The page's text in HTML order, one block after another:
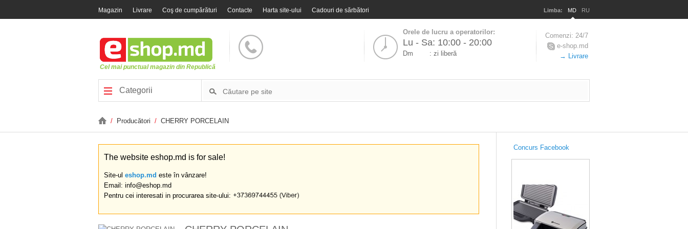
Magazin Livrare Coş de cumpărături Contacte Harta site-ului Cadouri de sărbători Limba: MD RU
Cel mai punctual magazin din Republică
Orele de lucru a operatorilor:
Lu - Sa: 10:00 - 20:00
Dm : zi liberă
Comenzi: 24/7
e-shop.md
→ Livrare
Categorii
/ Producători / CHERRY PORCELAIN
The website eshop.md is for sale!
Site-ul eshop.md este în vânzare!
Email: info@eshop.md
Pentru cei interesati in procurarea site-ului:
Concurs Facebook